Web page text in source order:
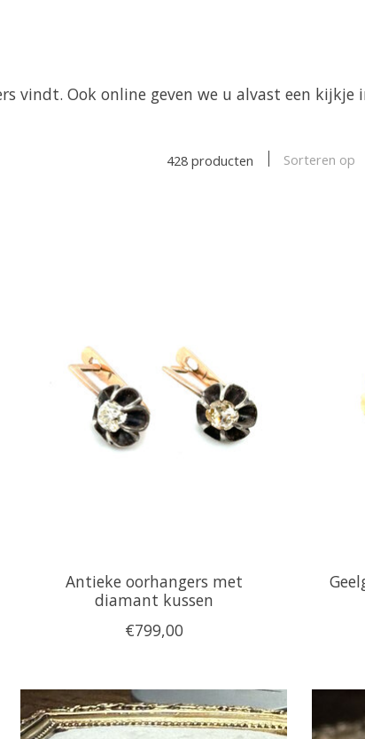
vindt. Ook online geven we u alvast een kijkje
428 producten Sorteren op
Antieke oorhangers met
diamant kussen
€799,00